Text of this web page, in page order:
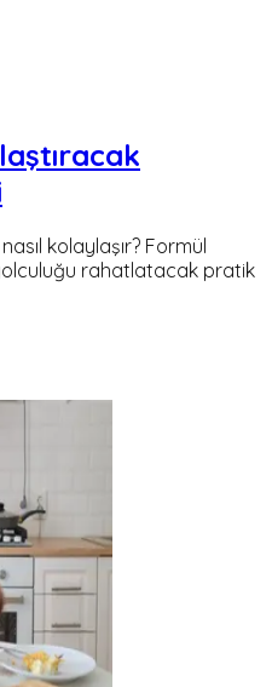
kolaylaşır? Formül
rahatlatacak pratik